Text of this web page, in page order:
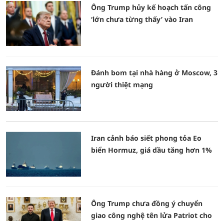
Ông Trump hủy kế hoạch tấn công
‘lớn chưa từng thấy’ vào Iran
Đánh bom tại nhà hàng ở Moscow, 3
người thiệt mạng
Iran cảnh báo siết phong tỏa Eo
biển Hormuz, giá dầu tăng hơn 1%
Ông Trump chưa đồng ý chuyển
giao công nghệ tên lửa Patriot cho